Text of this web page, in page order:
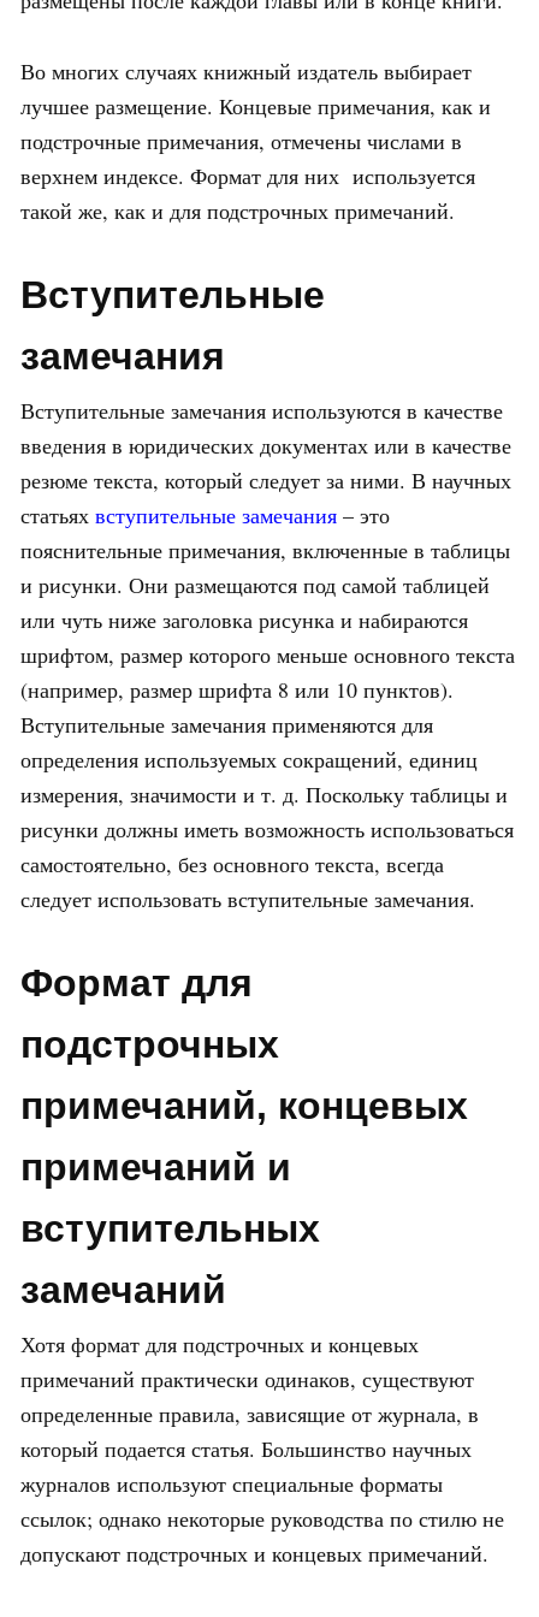
Во многих случаях книжный издатель выбирает
лучшее размещение. Концевые примечания, как и
подстрочные примечания, отмечены числами в
верхнем индексе. Формат для них используется
такой же, как и для подстрочных примечаний.
Вступительные
замечания
Вступительные замечания используются в качестве
введения в юридических документах или в качестве
резюме текста, который следует за ними. В научных
статьях вступительные замечания – это
пояснительные примечания, включенные в таблицы
и рисунки. Они размещаются под самой таблицей
или чуть ниже заголовка рисунка и набираются
шрифтом, размер которого меньше основного текста
(например, размер шрифта 8 или 10 пунктов).
Вступительные замечания применяются для
определения используемых сокращений, единиц
измерения, значимости и т. д. Поскольку таблицы и
рисунки должны иметь возможность использоваться
самостоятельно, без основного текста, всегда
следует использовать вступительные замечания.
Формат для
подстрочных
примечаний, концевых
примечаний и
вступительных
замечаний
Хотя формат для подстрочных и концевых
примечаний практически одинаков, существуют
определенные правила, зависящие от журнала, в
который подается статья. Большинство научных
журналов используют специальные форматы
ссылок; однако некоторые руководства по стилю не
допускают подстрочных и концевых примечаний.